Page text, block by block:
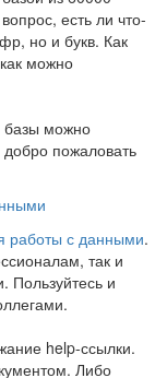
есть ли что-
но и букв. Как
можно
базы можно
добро пожаловать
работы с данными.
так и
Пользуйтесь и
help-ссылки.
Либо